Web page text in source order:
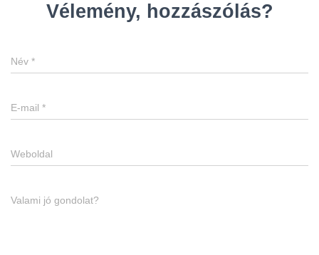
Vélemény, hozzászólás?
Név *
E-mail *
Weboldal
Valami jó gondolat?